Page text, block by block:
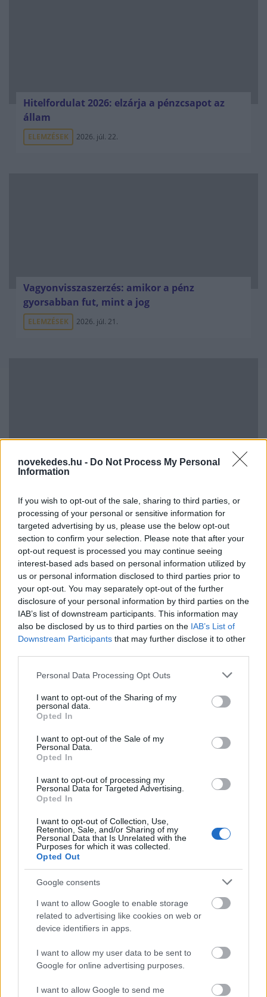
novekedes.hu - Do Not Process My Personal
Information
If you wish to opt-out of the sale, sharing to third parties, or
processing of your personal or sensitive information for
targeted advertising by us, please use the below opt-out
section to confirm your selection. Please note that after your
opt-out request is processed you may continue seeing
interest-based ads based on personal information utilized by
us or personal information disclosed to third parties prior to
your opt-out. You may separately opt-out of the further
disclosure of your personal information by third parties on the
IAB’s list of downstream participants. This information may
also be disclosed by us to third parties on the IAB’s List of
Downstream Participants that may further disclose it to other
Please note that this website/app uses one or more Google
not limited to your visit or usage behaviour. You may click to
grant or deny consent to Google and its third-party tags to
use your data for below specified purposes in below Google
consent section.
Personal Data Processing Opt Outs
I want to opt-out of the Sharing of my
personal data.
Opted In
I want to opt-out of the Sale of my
Personal Data.
Opted In
I want to opt-out of processing my
Personal Data for Targeted Advertising.
Opted In
I want to opt-out of Collection, Use,
Retention, Sale, and/or Sharing of my
Personal Data that Is Unrelated with the
Purposes for which it was collected.
Opted Out
Google consents
I want to allow Google to enable storage
related to advertising like cookies on web or
device identifiers in apps.
I want to allow my user data to be sent to
Google for online advertising purposes.
I want to allow Google to send me
Hitelfordulat 2026: elzárja a pénzcsapot az
állam
ELEMZÉSEK 2026. júl. 22.
Vagyonvisszaszerzés: amikor a pénz
gyorsabban fut, mint a jog
ELEMZÉSEK 2026. júl. 21.
ELEMZÉSEK 2026. júl. 21.
Uniós források: íme a teendők, amelyek a
pénzek érkezéséhez még szükségesek
Minden idők legjövedelmezőbbje és
legdrágábbja volt az amerikai foci vb -
gyorsmérleg